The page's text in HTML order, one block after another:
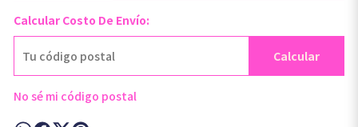
Calcular Costo De Envío:
Calcular
No sé mi código postal